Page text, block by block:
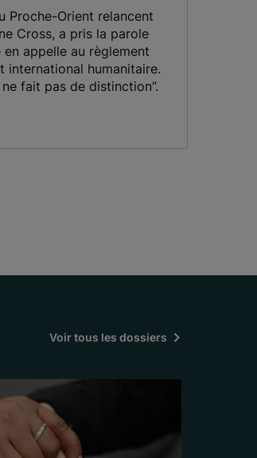
Proche-Orient relancent
Cross, a pris la parole
en appelle au règlement
humanitaire.
ne fait pas de distinction”.
Voir tous les dossiers